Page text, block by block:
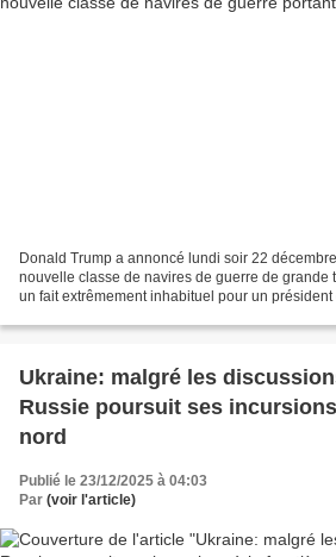
Donald Trump a annoncé lundi soir 22
nouvelle classe de navires de guerre de grande
un fait extrêmement inhabituel pour un président
Ukraine: malgré les
Russie poursuit ses
nord
Publié le 23/12/2025 à 04:03
Par (voir l'article)